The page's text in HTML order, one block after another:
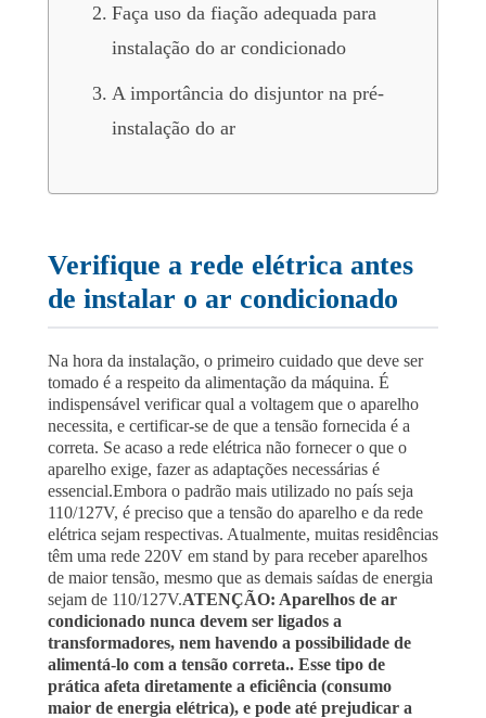
Faça uso da fiação adequada para
instalação do ar condicionado
A importância do disjuntor na pré-
instalação do ar
Verifique a rede elétrica antes
de instalar o ar condicionado
Na hora da instalação, o primeiro cuidado que deve ser
tomado é a respeito da alimentação da máquina. É
indispensável verificar qual a voltagem que o aparelho
necessita, e certificar-se de que a tensão fornecida é a
correta. Se acaso a rede elétrica não fornecer o que o
aparelho exige, fazer as adaptações necessárias é
essencial.Embora o padrão mais utilizado no país seja
110/127V, é preciso que a tensão do aparelho e da rede
elétrica sejam respectivas. Atualmente, muitas residências
têm uma rede 220V em stand by para receber aparelhos
de maior tensão, mesmo que as demais saídas de energia
sejam de 110/127V.ATENÇÃO: Aparelhos de ar
condicionado nunca devem ser ligados a
transformadores, nem havendo a possibilidade de
alimentá-lo com a tensão correta.. Esse tipo de
prática afeta diretamente a eficiência (consumo
maior de energia elétrica), e pode até prejudicar a